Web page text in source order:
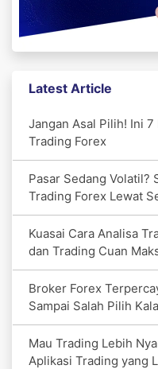
Latest Article
Jangan Asal Pilih! Ini
Trading Forex
Pasar Sedang Volatil?
Trading Forex Lewat
Kuasai Cara Analisa
dan Trading Cuan
Broker Forex
Sampai Salah Pilih
Mau Trading Lebih
Aplikasi Trading yang